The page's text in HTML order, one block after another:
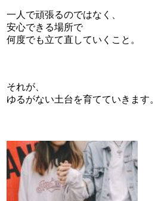
一人で頑張るのではなく、
安心できる場所で
何度でも立て直していくこと。
それが、
ゆるがない土台を育てていきます。